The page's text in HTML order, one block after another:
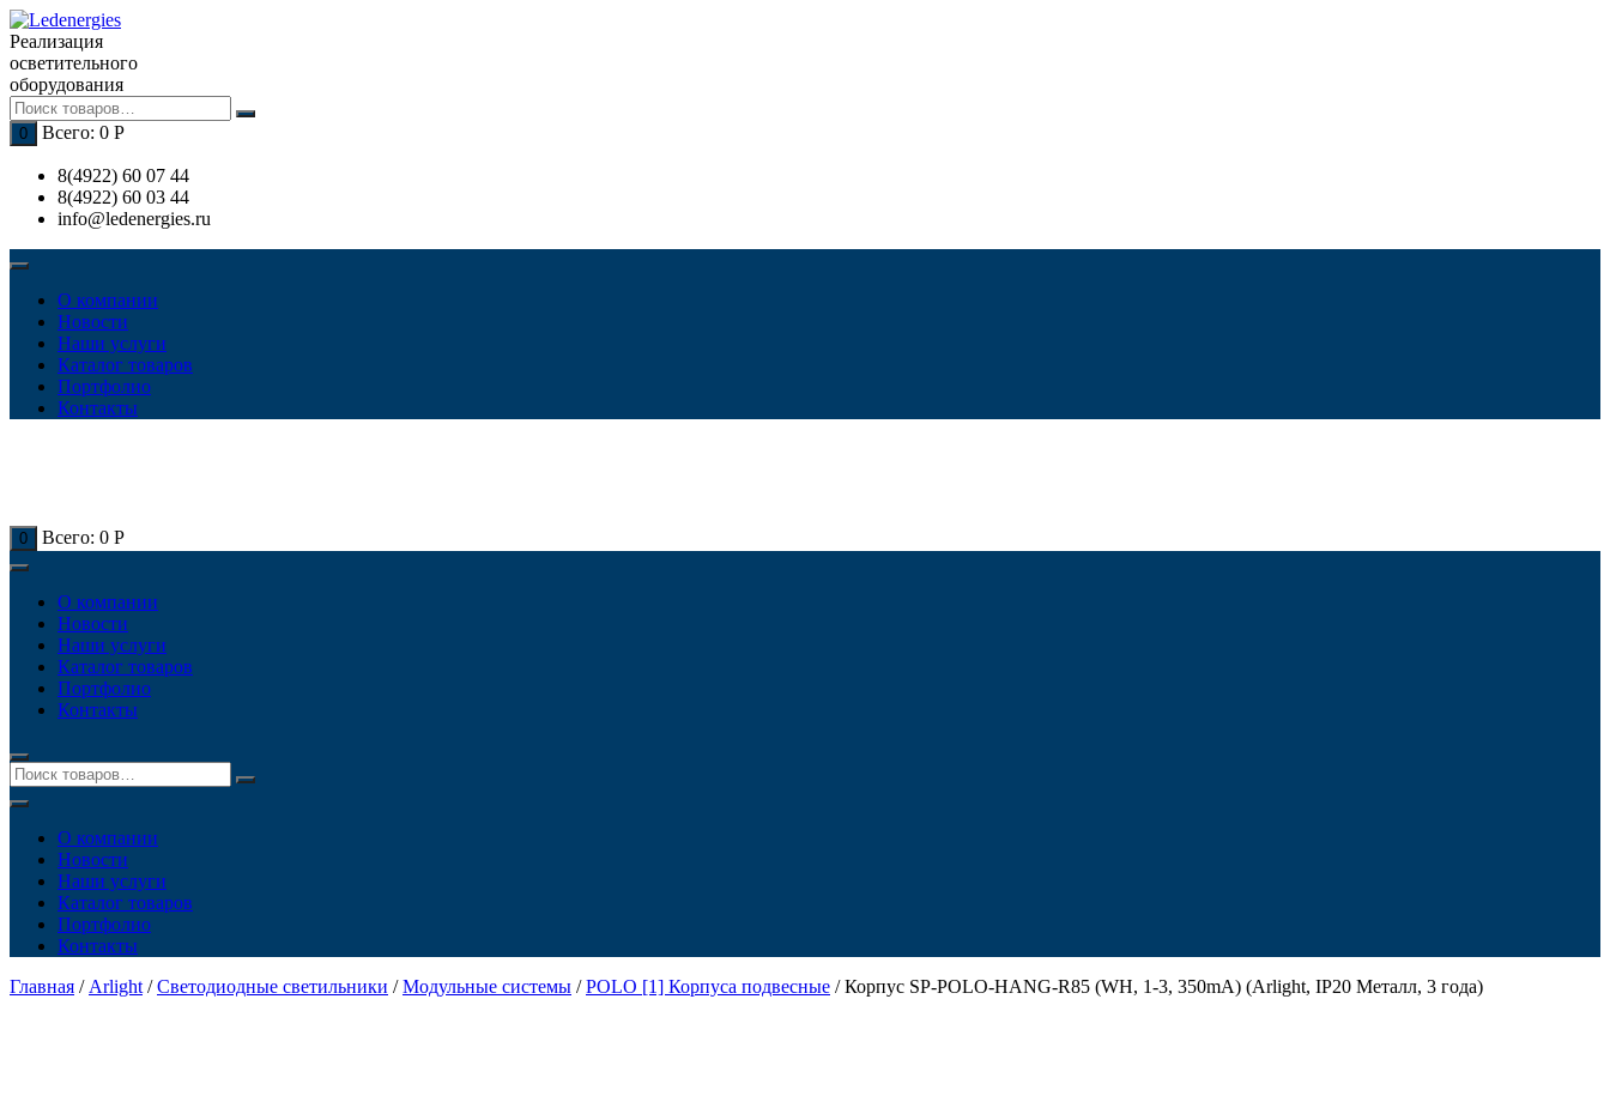
Перейти
к
содержимому
Реализация
осветительного
оборудования
0 Всего: 0 Р
8(4922) 60 07 44
8(4922) 60 03 44
info@ledenergies.ru
О компании
Новости
Наши услуги
Каталог товаров
Портфолио
Контакты
0 Всего: 0 Р
О компании
Новости
Наши услуги
Каталог товаров
Портфолио
Контакты
О компании
Новости
Наши услуги
Каталог товаров
Портфолио
Контакты
Главная / Arlight /Светодиодные светильники /Модульные системы /POLO [1] Корпуса подвесные / Корпус SP-POLO-HANG-R85 (WH, 1-3, 350mA) (Arlight, IP20 Металл, 3 года)